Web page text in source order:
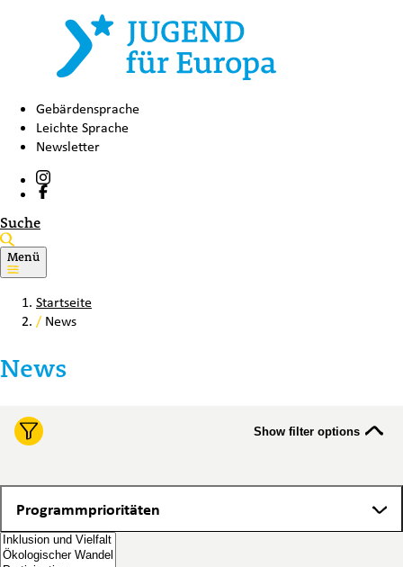
Gebärdensprache
Leichte Sprache
Newsletter
Suche
Menü
Startseite
/ News
News
Show filter options
Programmprioritäten